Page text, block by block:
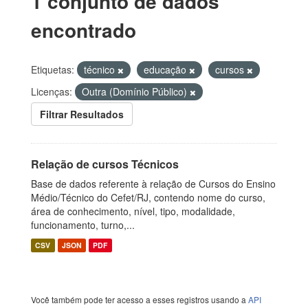
encontrado
Etiquetas: técnico educação
cursos
Licenças:
Outra (Domínio Público)
Filtrar Resultados
Relação de cursos Técnicos
Base de dados referente à relação de Cursos do Ensino
Médio/Técnico do Cefet/RJ, contendo nome do curso,
área de conhecimento, nível, tipo, modalidade,
funcionamento, turno,...
CSV JSON PDF
Você também pode ter acesso a esses registros usando a API